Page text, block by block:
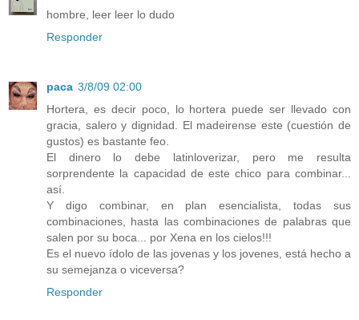
hombre, leer leer lo dudo
Responder
paca 3/8/09 02:00
Hortera, es decir poco, lo hortera puede ser llevado con
gracia, salero y dignidad. El madeirense este (cuestión de
gustos) es bastante feo.
El dinero lo debe latinloverizar, pero me resulta
sorprendente la capacidad de este chico para combinar...
así.
Y digo combinar, en plan esencialista, todas sus
combinaciones, hasta las combinaciones de palabras que
salen por su boca... por Xena en los cielos!!!
Es el nuevo ídolo de las jovenas y los jovenes, está hecho a
su semejanza o viceversa?
Responder